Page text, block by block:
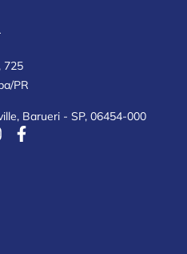
725
PR
Barueri - SP, 06454-000